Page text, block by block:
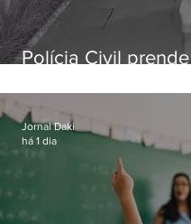
Polícia Civil
residências de
Jornal Daki
há 1 dia